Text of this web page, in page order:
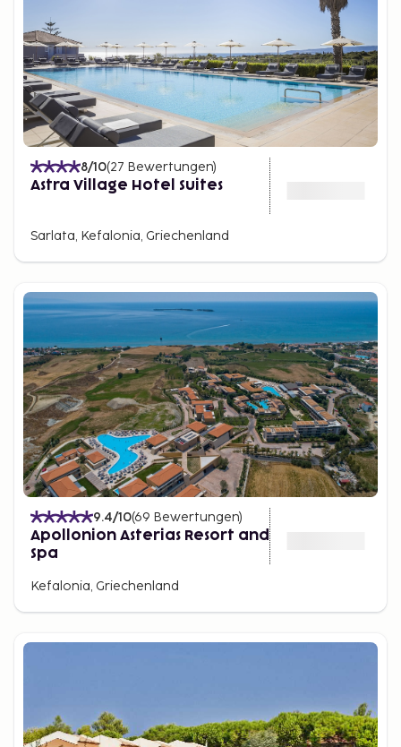
8/10(27 Bewertungen)
Astra Village Hotel Suites
Sarlata, Kefalonia, Griechenland
9.4/10(69 Bewertungen)
Apollonion Asterias Resort and
Spa
Kefalonia, Griechenland